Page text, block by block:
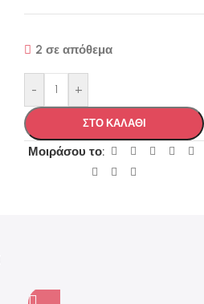
2 σε απόθεμα
- +
ΣΤΟ ΚΑΛΑΘΙ
Μοιράσου το: